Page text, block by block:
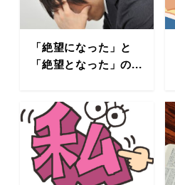
「絶望になった」と
「絶望となった」の...